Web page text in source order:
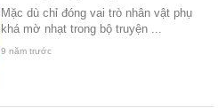
Mặc dù chỉ đóng vai trò nhân vật phụ
khá mờ nhạt trong bộ truyện ...
9 năm trước